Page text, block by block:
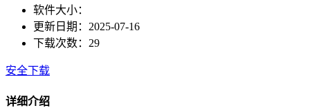
软件大小：
更新日期：2025-07-16
下载次数：29
安全下载
详细介绍